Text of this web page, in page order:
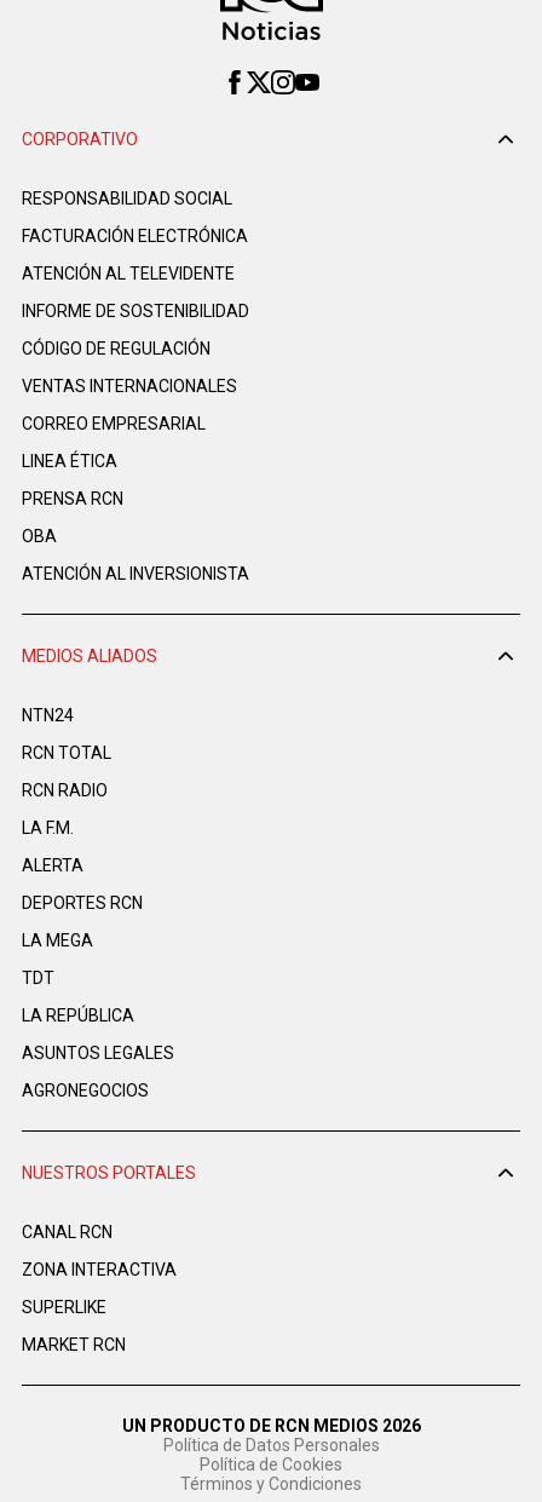
CORPORATIVO
RESPONSABILIDAD SOCIAL
FACTURACIÓN ELECTRÓNICA
ATENCIÓN AL TELEVIDENTE
INFORME DE SOSTENIBILIDAD
CÓDIGO DE REGULACIÓN
VENTAS INTERNACIONALES
CORREO EMPRESARIAL
LINEA ÉTICA
PRENSA RCN
OBA
ATENCIÓN AL INVERSIONISTA
MEDIOS ALIADOS
NTN24
RCN TOTAL
RCN RADIO
LA F.M.
ALERTA
DEPORTES RCN
LA MEGA
TDT
LA REPÚBLICA
ASUNTOS LEGALES
AGRONEGOCIOS
NUESTROS PORTALES
CANAL RCN
ZONA INTERACTIVA
SUPERLIKE
MARKET RCN
UN PRODUCTO DE RCN MEDIOS 2026
Política de Datos Personales
Política de Cookies
Términos y Condiciones